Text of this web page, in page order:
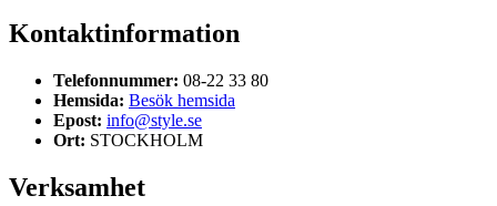
Kontaktinformation
Telefonnummer: 08-22 33 80
Hemsida: Besök hemsida
Epost: info@style.se
Ort: STOCKHOLM
Verksamhet